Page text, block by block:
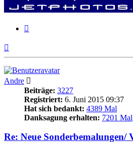
Andre
Beiträge: 3227
Registriert: 6. Juni 2015 09:37
Hat sich bedankt: 4389 Mal
Danksagung erhalten: 7201 Mal
Re: Neue Sonderbemalungen/